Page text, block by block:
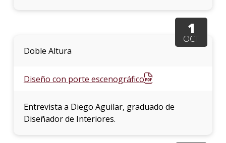
1
OCT
Doble Altura
Diseño con porte escenográfico
Entrevista a Diego Aguilar, graduado de
Diseñador de Interiores.